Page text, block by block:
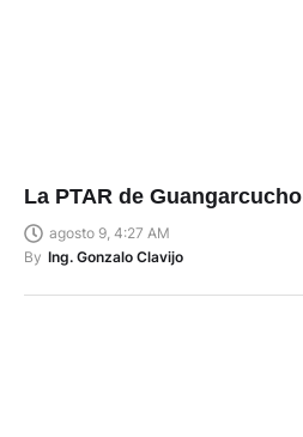
La PTAR de Guangarcucho
agosto 9, 4:27 AM
By Ing. Gonzalo Clavijo